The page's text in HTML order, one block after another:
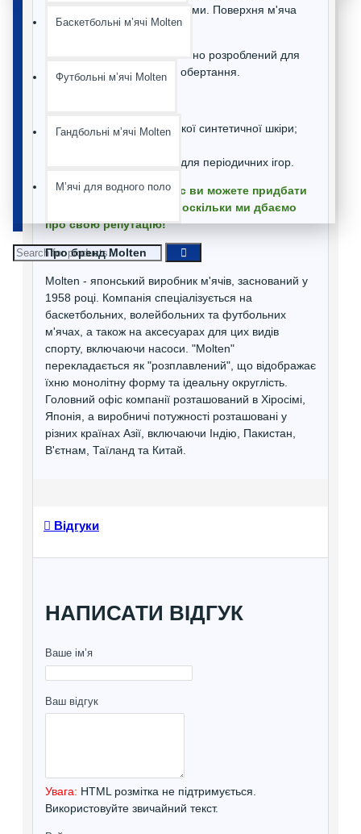
Баскетбольні мʼячі Molten
Футбольні мʼячі Molten
Гандбольні мʼячі Molten
Мʼячі для водного поло
порівняно з іншими моделями. Поверхня м'яча
м'яка і приємна для гри.
Дизайн цієї моделі спеціально розроблений для
кращої видимості під час обертання.
Виготовлений із м'якої синтетичної шкіри;
Відмінно підходить для періодичних ігор.
Ми гарантуємо, що у нас ви можете придбати
лише оригінальні м'ячі, оскільки ми дбаємо
про свою репутацію!
Про бренд Molten
Molten - японський виробник м'ячів, заснований у
1958 році. Компанія спеціалізується на
баскетбольних, волейбольних та футбольних
м'ячах, а також на аксесуарах для цих видів
спорту, включаючи насоси. "Molten"
перекладається як "розплавлений", що відображає
їхню монолітну форму та ідеальну округлість.
Головний офіс компанії розташований в Хіросімі,
Японія, а виробничі потужності розташовані у
різних країнах Азії, включаючи Індію, Пакистан,
В'єтнам, Таїланд та Китай.
Відгуки
НАПИСАТИ ВІДГУК
Ваше ім’я
Ваш відгук
Увага: HTML розмітка не підтримується.
Використовуйте звичайний текст.